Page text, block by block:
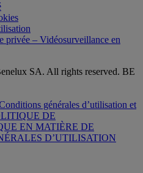
privée – Vidéosurveillance en
SA. All rights reserved. BE
générales d’utilisation et
DE
EN MATIÈRE DE
D’UTILISATION